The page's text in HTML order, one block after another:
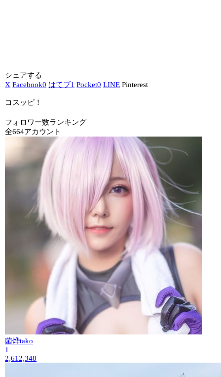
シェアする
X Facebook0 はてブ1 Pocket0 LINE Pinterest
コスッピ！
フォロワー数ランキング
全664アカウント
菌烨tako
1
2,612,348